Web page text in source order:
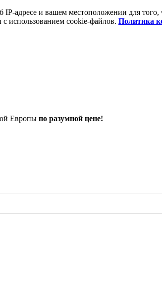
адресе и вашем местоположении для
использованием cookie-файлов. Политика
Европы по разумной цене!